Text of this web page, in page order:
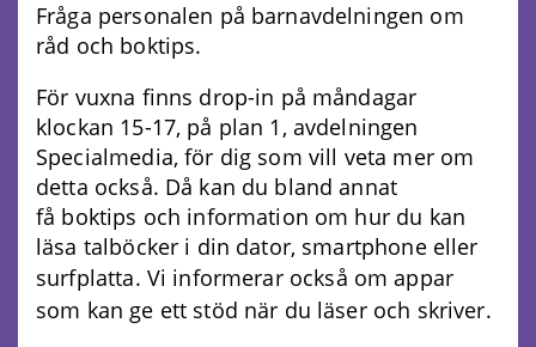
Fråga personalen på barnavdelningen om
råd och boktips.
För vuxna finns drop-in på måndagar
klockan 15-17, på plan 1, avdelningen
Specialmedia, för dig som vill veta mer om
detta också. Då kan du bland annat
få boktips och information om hur du kan
läsa talböcker i din dator, smartphone eller
surfplatta. Vi informerar också om appar
som kan ge ett stöd när du läser och skriver.